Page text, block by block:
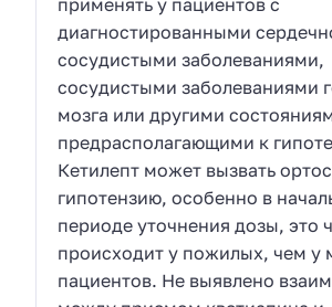
диагностированными
сосудистыми заболеваниями,
сосудистыми заболеваниями
мозга или другими
предрасполагающими к
Кетилепт может вызвать
гипотензию, особенно в
периоде уточнения дозы, это
происходит у пожилых, чем у
пациентов. Не выявлено